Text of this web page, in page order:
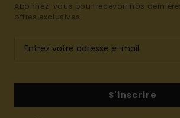
Abonnez-vous pour recevoir nos
offres exclusives.
S'inscrire